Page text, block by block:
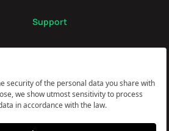
Support